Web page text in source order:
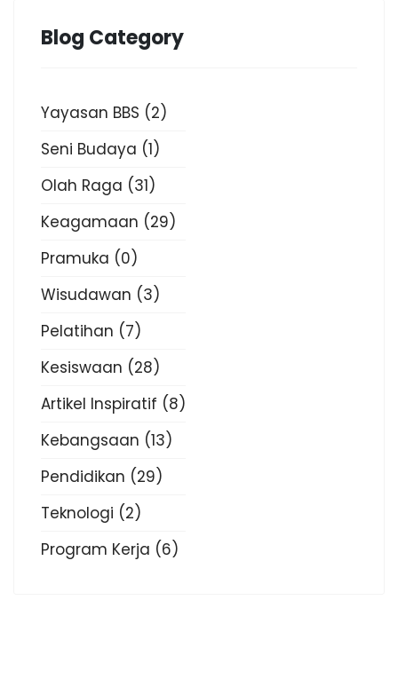
Blog Category
Yayasan BBS (2)
Seni Budaya (1)
Olah Raga (31)
Keagamaan (29)
Pramuka (0)
Wisudawan (3)
Pelatihan (7)
Kesiswaan (28)
Artikel Inspiratif (8)
Kebangsaan (13)
Pendidikan (29)
Teknologi (2)
Program Kerja (6)